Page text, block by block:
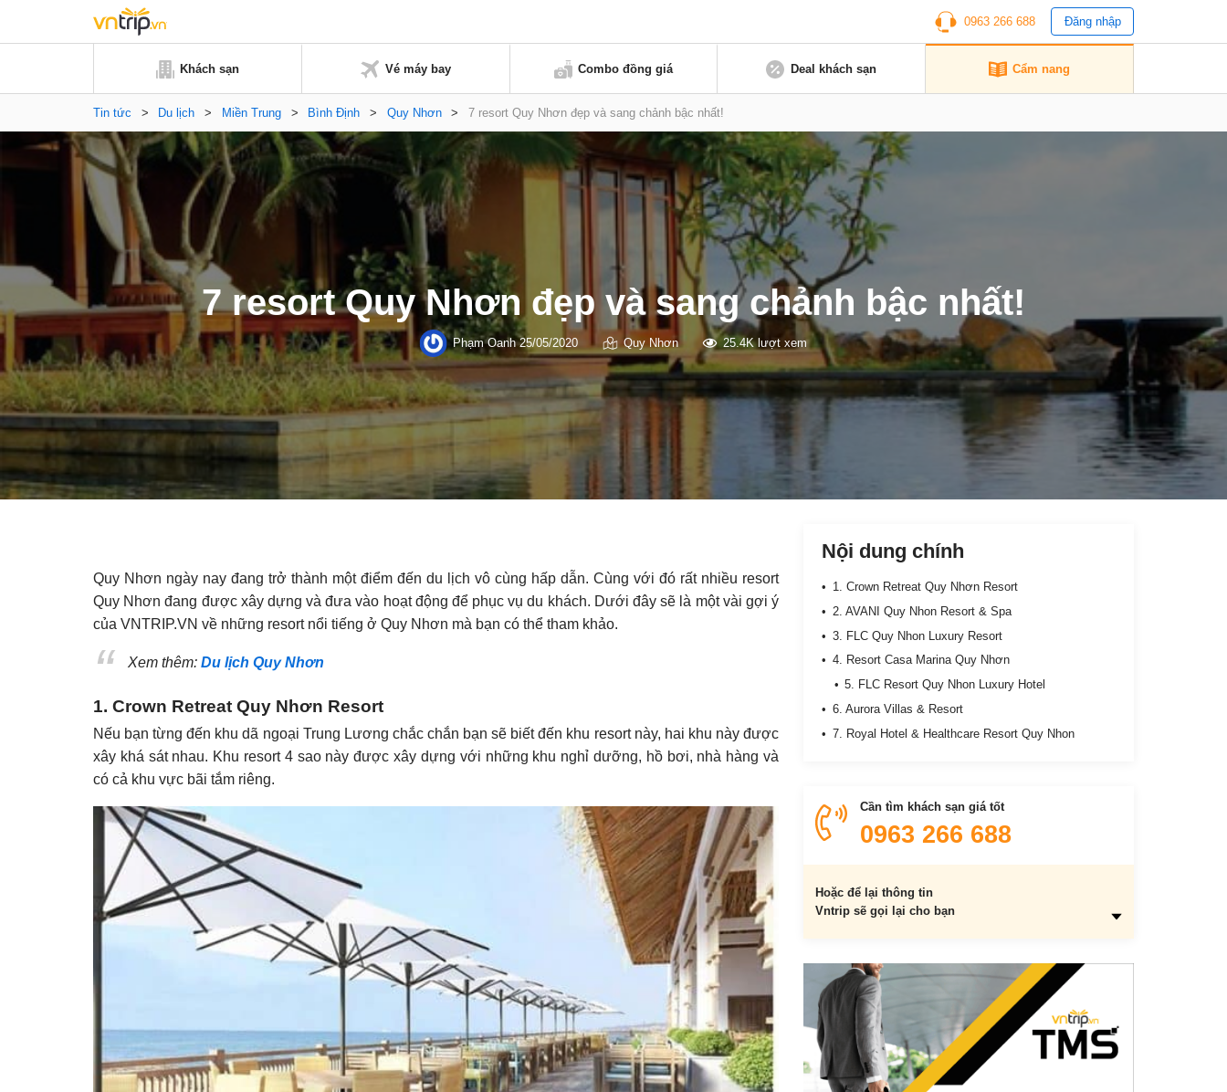
0963 266 688 Đăng nhập
Khách sạn Vé máy bay Combo đồng giá Deal khách sạn Cẩm nang
Tin tức > Du lịch > Miền Trung > Bình Định > Quy Nhơn > 7 resort Quy Nhơn đẹp và sang chảnh bậc nhất!
7 resort Quy Nhơn đẹp và sang chảnh bậc nhất!
Phạm Oanh25/05/2020 Quy Nhơn 25.4K lượt xem
Quy Nhơn ngày nay đang trở thành một điểm đến du lịch vô cùng hấp dẫn. Cùng với đó rất nhiều resort
Quy Nhơn đang được xây dựng và đưa vào hoạt động để phục vụ du khách. Dưới đây sẽ là một vài gợi ý
của VNTRIP.VN về những resort nổi tiếng ở Quy Nhơn mà bạn có thể tham khảo.
Xem thêm:Du lịch Quy Nhơn
1. Crown Retreat Quy Nhơn Resort
Nếu bạn từng đến khu dã ngoại Trung Lương chắc chắn bạn sẽ biết đến khu resort này, hai khu này được
xây khá sát nhau. Khu resort 4 sao này được xây dựng với những khu nghỉ dưỡng, hồ bơi, nhà hàng và
có cả khu vực bãi tắm riêng.
Nội dung chính
1. Crown Retreat Quy Nhơn Resort
2. AVANI Quy Nhon Resort & Spa
3. FLC Quy Nhon Luxury Resort
4. Resort Casa Marina Quy Nhơn
5. FLC Resort Quy Nhon Luxury Hotel
6. Aurora Villas & Resort
7. Royal Hotel & Healthcare Resort Quy Nhon
Cần tìm khách sạn giá tốt
0963 266 688
Hoặc để lại thông tin
Vntrip sẽ gọi lại cho bạn